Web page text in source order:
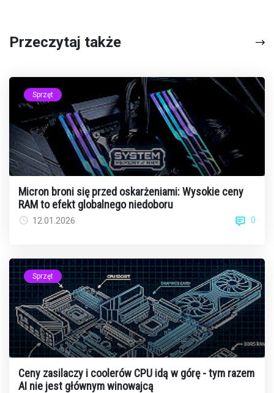
Przeczytaj także
Sprzęt
Micron broni się przed oskarżeniami: Wysokie ceny
RAM to efekt globalnego niedoboru
12.01.2026 0
Sprzęt
Ceny zasilaczy i coolerów CPU idą w górę - tym razem
AI nie jest głównym winowajcą